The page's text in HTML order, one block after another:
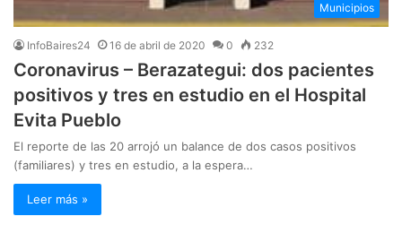
Municipios
InfoBaires24 16 de abril de 2020 0 232
Coronavirus – Berazategui: dos pacientes
positivos y tres en estudio en el Hospital
Evita Pueblo
El reporte de las 20 arrojó un balance de dos casos positivos
(familiares) y tres en estudio, a la espera…
Leer más »